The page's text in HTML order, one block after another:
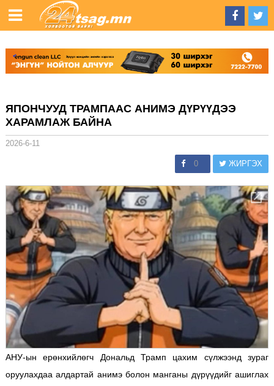
ЯПОНЧУУД ТРАМПААС АНИМЭ ДҮРҮҮДЭЭ
ХАРАМЛАЖ БАЙНА
2026-6-11
0 ЖИРГЭХ
АНУ-ын ерөнхийлөгч Дональд Трамп цахим сүлжээнд зураг
оруулахдаа алдартай анимэ болон манганы дүрүүдийг ашиглах